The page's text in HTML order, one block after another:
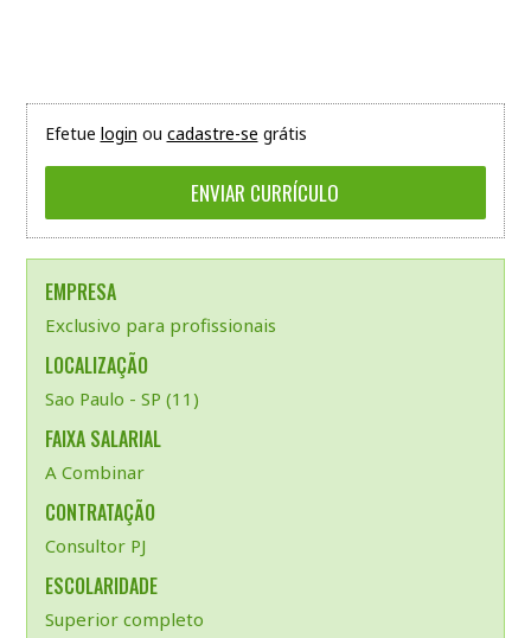
Efetue login ou cadastre-se grátis
EMPRESA
Exclusivo para profissionais
LOCALIZAÇÃO
Sao Paulo - SP (11)
FAIXA SALARIAL
A Combinar
CONTRATAÇÃO
Consultor PJ
ESCOLARIDADE
Superior completo